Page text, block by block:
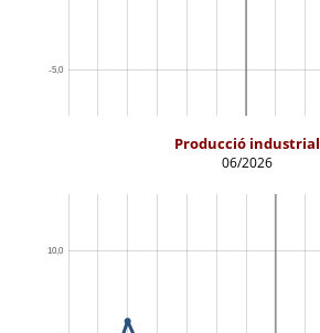
Producció industrial
06/2026